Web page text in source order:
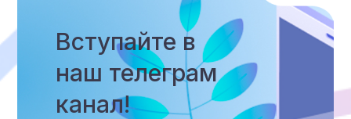
Вступайте в
наш телеграм
канал!